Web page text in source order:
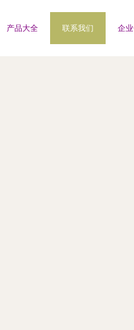
产品大全 联系我们 企